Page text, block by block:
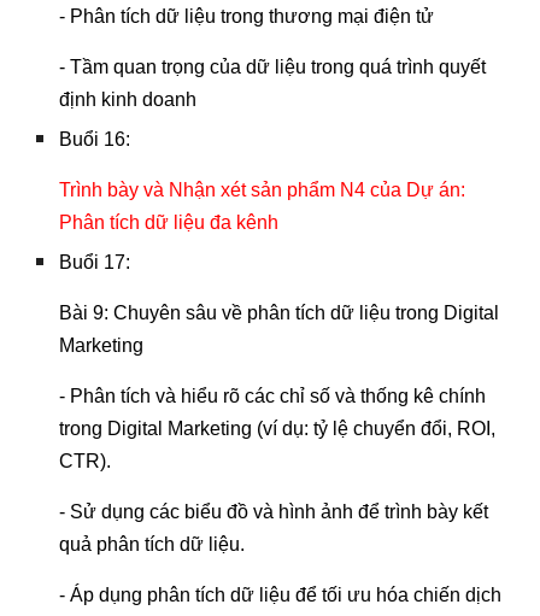
- Phân tích dữ liệu trong thương mại điện tử
- Tầm quan trọng của dữ liệu trong quá trình quyết
định kinh doanh
Buổi 16:
Trình bày và Nhận xét sản phẩm N4 của Dự án:
Phân tích dữ liệu đa kênh
Buổi 17:
Bài 9: Chuyên sâu về phân tích dữ liệu trong Digital
Marketing
- Phân tích và hiểu rõ các chỉ số và thống kê chính
trong Digital Marketing (ví dụ: tỷ lệ chuyển đổi, ROI,
CTR).
- Sử dụng các biểu đồ và hình ảnh để trình bày kết
quả phân tích dữ liệu.
- Áp dụng phân tích dữ liệu để tối ưu hóa chiến dịch